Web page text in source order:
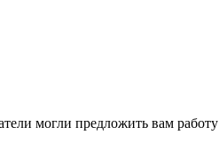
могли предложить вам работу